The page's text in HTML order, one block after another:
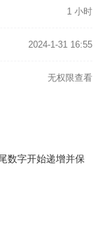
1 小时
2024-1-31 16:55
无权限查看
数字开始递增并保